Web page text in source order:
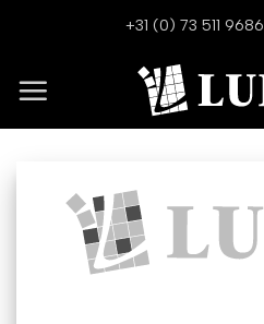
+31 (0) 73 511 9686